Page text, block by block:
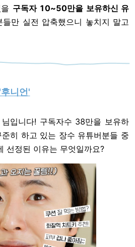
구독자 10~50만을 보유하신 유
만 실전 압축했으니 놓치지 말고
니언'
입니다! 구독자수 38만을 보유하
히 하고 있는 장수 유튜버분들 중
선정된 이유는 무엇일까요?